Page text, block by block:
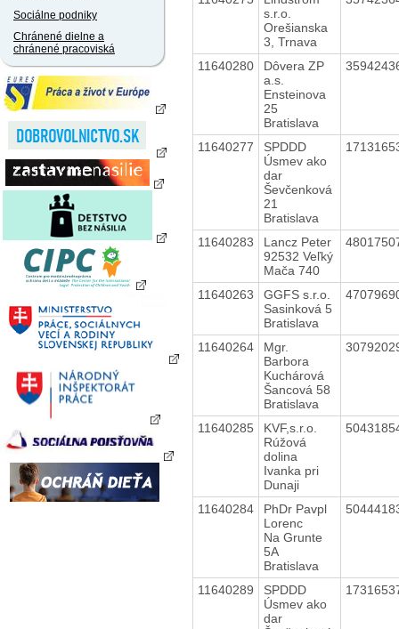
Sociálne podniky
Chránené dielne a
chránené pracoviská
s.r.o.
Orešianska
3, Trnava
11640280
Dôvera ZP
a.s.
Ensteinova
25
Bratislava
11640277
SPDDD
Úsmev ako
dar
Ševčenková
21
Bratislava
11640283
Lancz Peter
92532 Veľký
Mača 740
11640263
GGFS s.r.o.
Sasinková 5
Bratislava
11640264
Mgr.
Barbora
Kuchárová
Šancová 58
Bratislava
11640285
KVF,s.r.o.
Rúžová
dolina
Ivanka pri
Dunaji
11640284
PhDr Pavpl
Lorenc
Na Grunte
5A
Bratislava
11640289
SPDDD
Úsmev ako
dar